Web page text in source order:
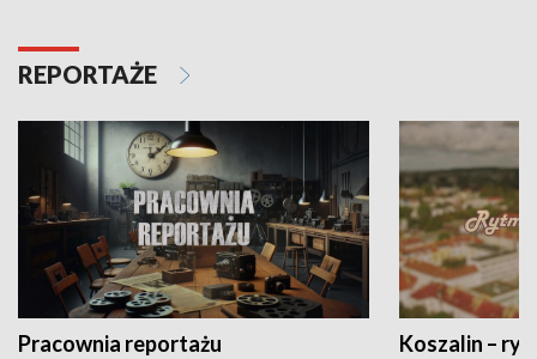
REPORTAŻE
Pracownia reportażu Koszalin –